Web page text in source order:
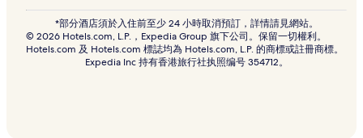
*部分酒店須於入住前至少 24 小時取消預訂，詳情請見網站。
© 2026 Hotels.com, L.P.，Expedia Group 旗下公司。保留一切權利。
Hotels.com 及 Hotels.com 標誌均為 Hotels.com, L.P. 的商標或註冊商標。
Expedia Inc 持有香港旅行社执照编号 354712。